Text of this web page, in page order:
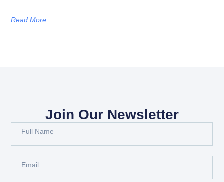
Read More
Join Our Newsletter